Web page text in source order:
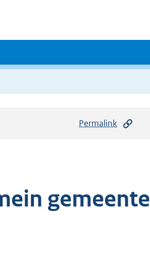
Permalink
gemeente